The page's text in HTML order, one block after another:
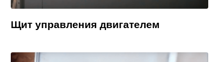
Щит управления двигателем